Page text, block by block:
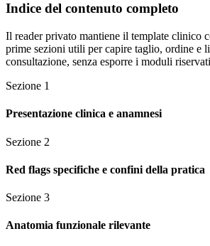
Indice del contenuto completo
Il reader privato mantiene il template clinico
prime sezioni utili per capire taglio, ordine e
consultazione, senza esporre i moduli
Sezione 1
Presentazione clinica e anamnesi
Sezione 2
Red flags specifiche e confini della pratica
Sezione 3
Anatomia funzionale rilevante